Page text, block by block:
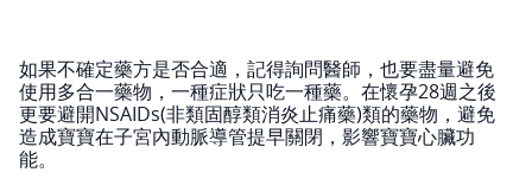
如果不確定藥方是否合適，記得詢問醫師，也要盡量避免
使用多合一藥物，一種症狀只吃一種藥。在懷孕28週之後
更要避開NSAIDs(非類固醇類消炎止痛藥)類的藥物，避免
造成寶寶在子宮內動脈導管提早關閉，影響寶寶心臟功
能。